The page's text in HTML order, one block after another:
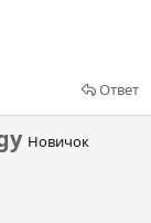
Ответ
Новичок